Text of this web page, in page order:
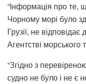
“Інформація про те,
Чорному морі було
Грузії, не відповідає
Агентстві морського
“Згідно з
судно не було і не є